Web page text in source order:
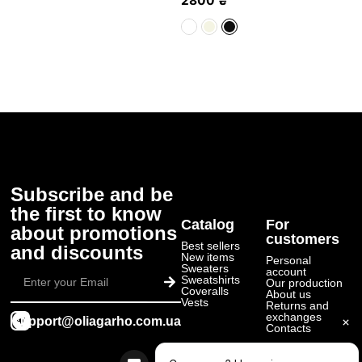
Subscribe and be
the first to know
about promotions
and discounts
Submit
support@oliagarho.com.ua
Catalog
Best sellers
New items
Sweaters
Sweatshirts
Coveralls
Vests
For
customers
Personal
account
Our production
About us
Returns and
exchanges
Contacts